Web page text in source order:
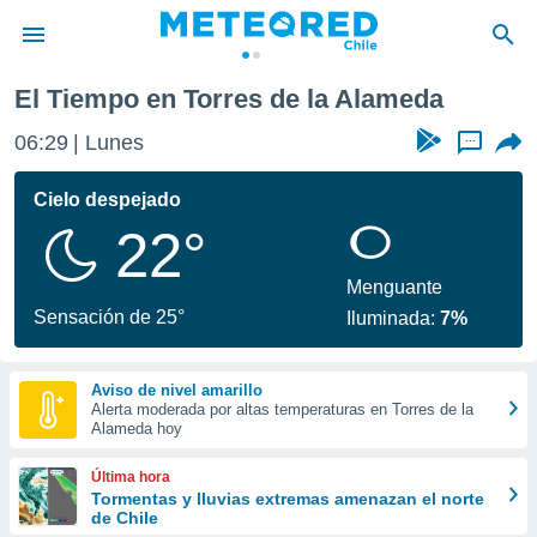
de
por
se
calidad.
a este
las
y
forma
digital
basada
El Tiempo en Torres de la Alameda
06:29 Lunes ...
Cielo despejado
22°
Sensación de 25°
Menguante
Iluminada:7%
Aviso de nivel amarillo
Alerta moderada por altas temperaturas en Torres de la
Alameda hoy
Última hora
Tormentas y lluvias extremas amenazan el norte
de Chile